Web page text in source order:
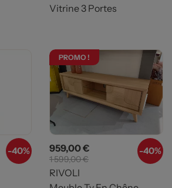
Vitrine 3 Portes
-40%
PROMO !
-40%
Prix
959,00 € Prix de base
1 599,00 €
RIVOLI